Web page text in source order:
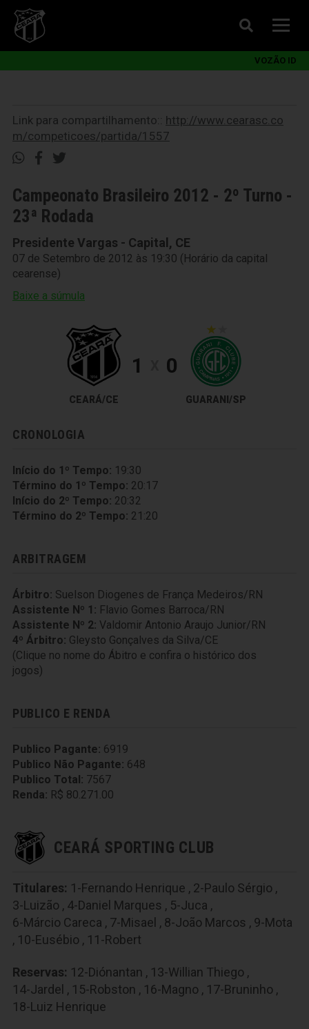
VOZÃO ID
Link para compartilhamento:: http://www.cearasc.co
m/competicoes/partida/1557
Campeonato Brasileiro 2012 - 2º Turno -
23ª Rodada
Presidente Vargas - Capital, CE
07 de Setembro de 2012 às 19:30 (Horário da capital
cearense)
Baixe a súmula
CEARÁ/CE
1 0
GUARANI/SP
CRONOLOGIA
Início do 1º Tempo: 19:30
Término do 1º Tempo: 20:17
Início do 2º Tempo: 20:32
Término do 2º Tempo: 21:20
ARBITRAGEM
Árbitro: Suelson Diogenes de França Medeiros/RN
Assistente Nº 1: Flavio Gomes Barroca/RN
Assistente Nº 2: Valdomir Antonio Araujo Junior/RN
4º Árbitro: Gleysto Gonçalves da Silva/CE
(Clique no nome do Ábitro e confira o histórico dos
jogos)
PUBLICO E RENDA
Publico Pagante: 6919
Publico Não Pagante: 648
Publico Total: 7567
Renda: R$ 80.271.00
CEARÁ SPORTING CLUB
Titulares: 1-Fernando Henrique , 2-Paulo Sérgio ,
3-Luizão , 4-Daniel Marques , 5-Juca ,
6-Márcio Careca , 7-Misael , 8-João Marcos , 9-Mota
, 10-Eusébio , 11-Robert
Reservas: 12-Diónantan , 13-Willian Thiego ,
14-Jardel , 15-Robston , 16-Magno , 17-Bruninho ,
18-Luiz Henrique